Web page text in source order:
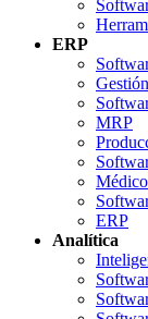
ERP
MRP
ERP
Analítica